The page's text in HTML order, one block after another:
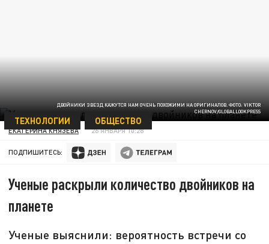
ДВОЙНИКИ ЗВЕЗД КАЖУТСЯ НАМ ОЧЕНЬ ПОХОЖИМИ НА ОРИГИНАЛОВ. ФОТО: VIKTOR
CHERNOV/GLOBALLOOKPRESS
ТЕХНОЛОГИИ ОБЩЕСТВО
ЕКАТЕРИНА КНЯЗЕВА 26 ЯНВАРЯ 10:28
ПОДПИШИТЕСЬ:
Ученые раскрыли количество двойников на
планете
Ученые выяснили: вероятность встречи со